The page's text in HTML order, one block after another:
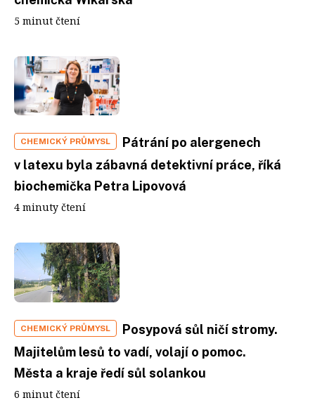
5 minut čtení
CHEMICKÝ PRŮMYSL
Pátrání po alergenech
v latexu byla zábavná detektivní práce, říká
biochemička Petra Lipovová
4 minuty čtení
CHEMICKÝ PRŮMYSL
Posypová sůl ničí stromy.
Majitelům lesů to vadí, volají o pomoc.
Města a kraje ředí sůl solankou
6 minut čtení